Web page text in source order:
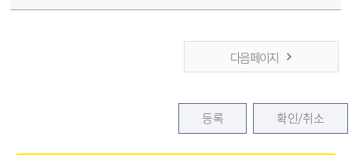
다음 페이지
등록 확인/취소